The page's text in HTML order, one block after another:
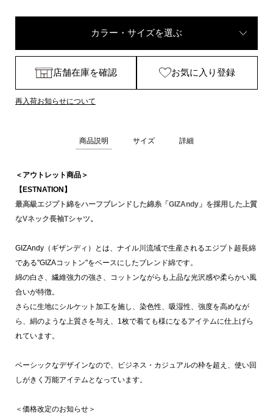
カラー・サイズを選ぶ
店舗在庫を確認 お気に入り登録
再入荷お知らせについて
商品説明 サイズ 詳細
＜アウトレット商品＞
【ESTNATION】
最高級エジプト綿をハーフブレンドした綿糸「GIZAndy」を採用した上質
なVネック長袖Tシャツ。
GIZAndy（ギザンディ）とは、ナイル川流域で生産されるエジプト超長綿
である"GIZAコットン"をベースにしたブレンド綿です。
綿の白さ、繊維強力の強さ、コットンながらも上品な光沢感や柔らかい風
合いが特徴。
さらに生地にシルケット加工を施し、染色性、吸湿性、強度を高めなが
ら、絹のような上質さを与え、1枚で着ても様になるアイテムに仕上げら
れています。
ベーシックなデザインなので、ビジネス・カジュアルの枠を超え、使い回
しがきく万能アイテムとなっています。
＜価格改定のお知らせ＞